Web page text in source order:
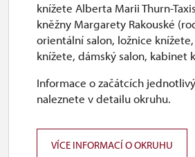
knížete Alberta Marii Thurn-
kněžny Margarety Rakouské
orientální salon, ložnice
knížete, dámský salon, kabinet
Informace o začátcích
naleznete v detailu okruhu.
VÍCE INFORMACÍ O OKRUHU